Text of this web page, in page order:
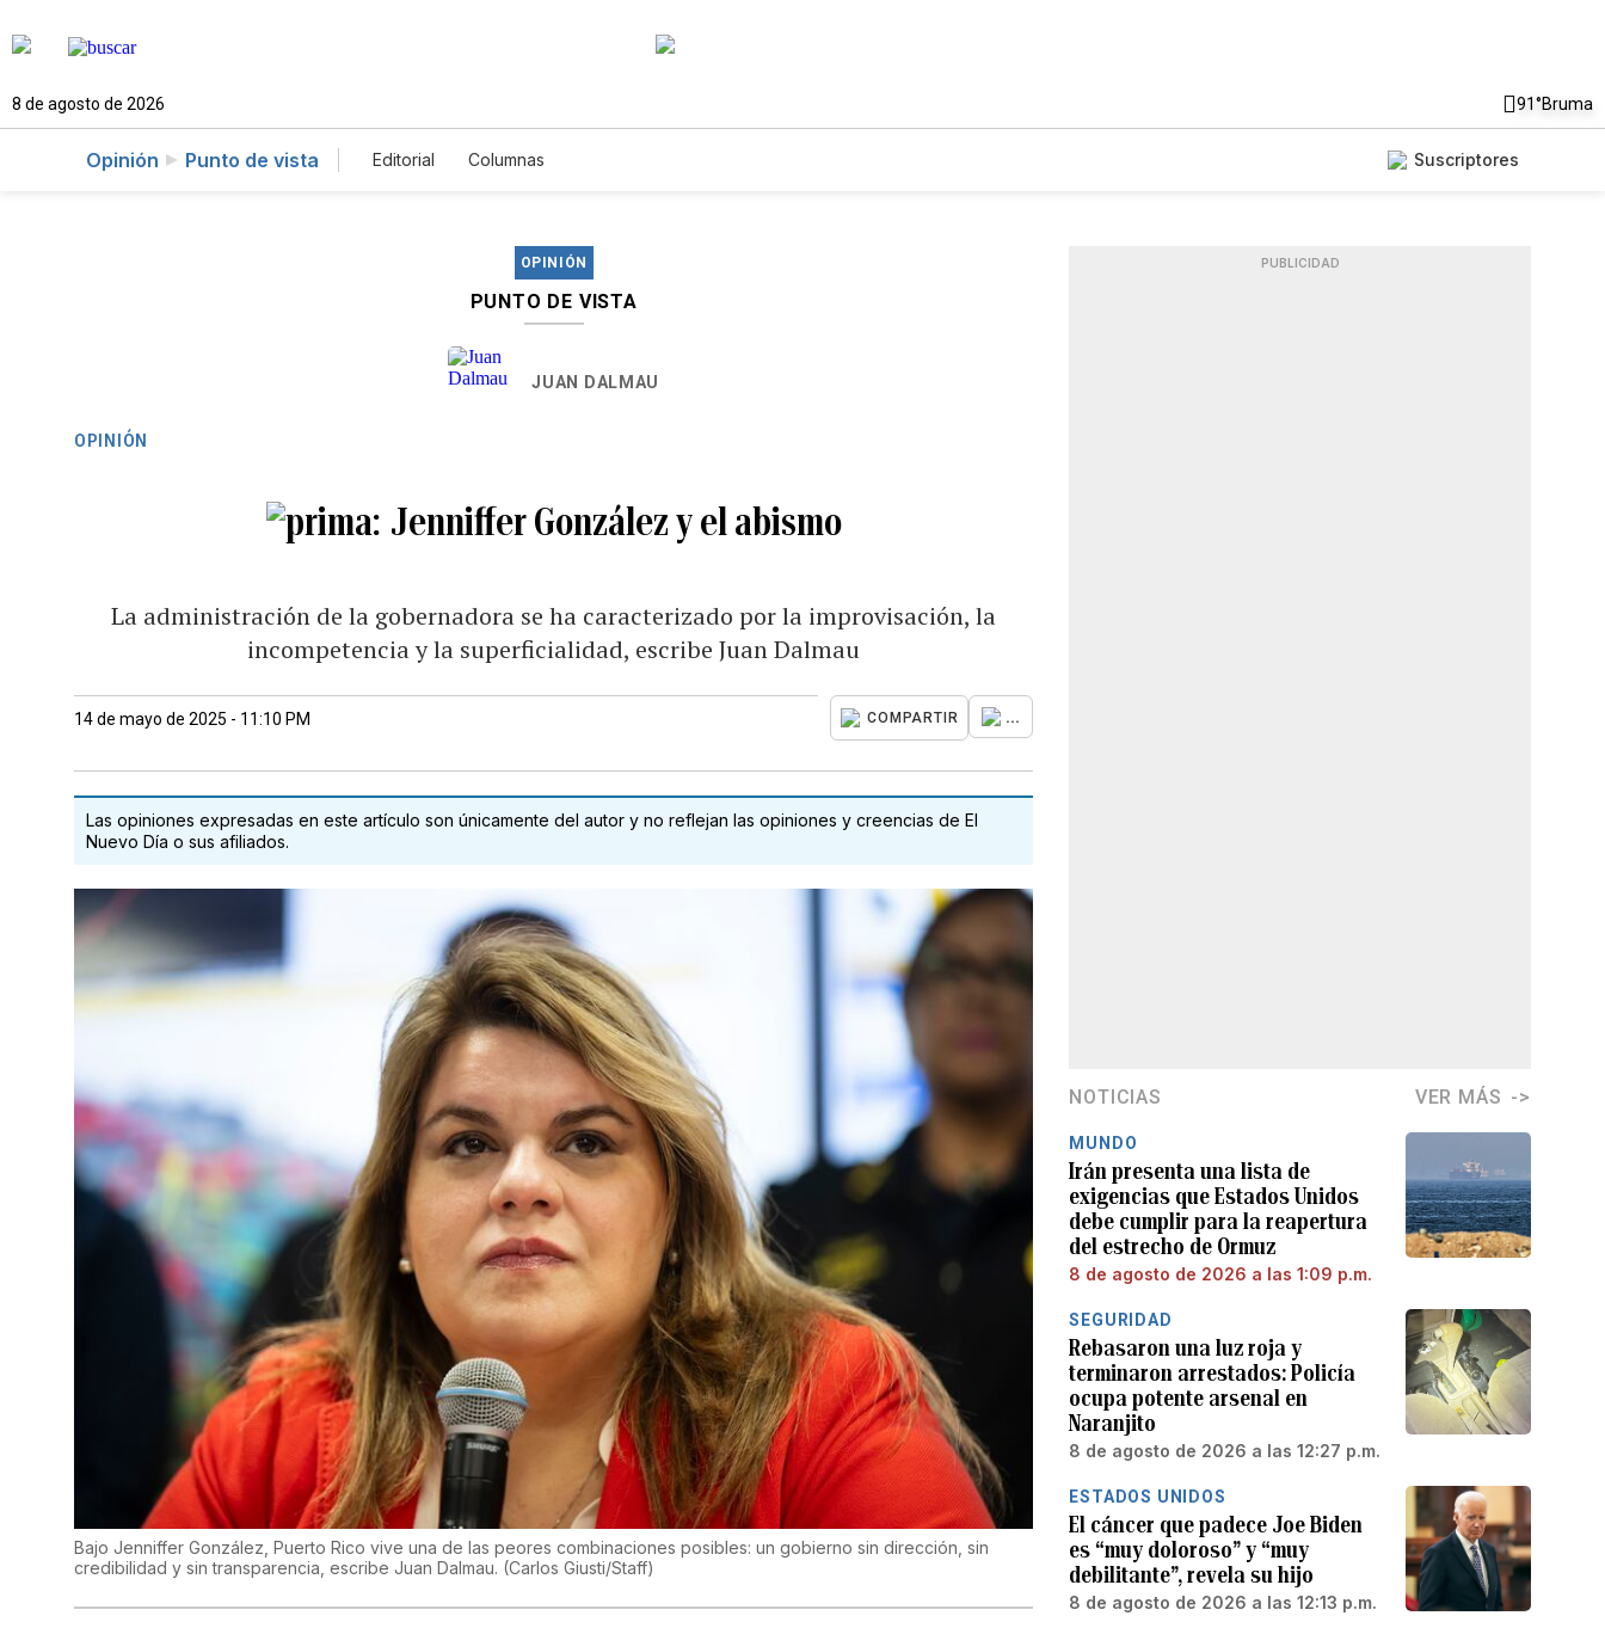
8 de agosto de 2026 91°Bruma
Opinión Punto de vista Editorial Columnas Suscriptores
OPINIÓN
PUNTO DE VISTA
JUAN DALMAU
OPINIÓN
Jenniffer González y el abismo
La administración de la gobernadora se ha caracterizado por la improvisación, la
incompetencia y la superficialidad, escribe Juan Dalmau
14 de mayo de 2025 - 11:10 PM COMPARTIR ...
Las opiniones expresadas en este artículo son únicamente del autor y no reflejan las opiniones y creencias de El
Nuevo Día o sus afiliados.
Bajo Jenniffer González, Puerto Rico vive una de las peores combinaciones posibles: un gobierno sin dirección, sin
credibilidad y sin transparencia, escribe Juan Dalmau. (Carlos Giusti/Staff)
PUBLICIDAD
NOTICIAS VER MÁS
MUNDO
Irán presenta una lista de
exigencias que Estados Unidos
debe cumplir para la reapertura
del estrecho de Ormuz
8 de agosto de 2026 a las 1:09 p.m.
SEGURIDAD
Rebasaron una luz roja y
terminaron arrestados: Policía
ocupa potente arsenal en
Naranjito
8 de agosto de 2026 a las 12:27 p.m.
ESTADOS UNIDOS
El cáncer que padece Joe Biden
es “muy doloroso” y “muy
debilitante”, revela su hijo
8 de agosto de 2026 a las 12:13 p.m.